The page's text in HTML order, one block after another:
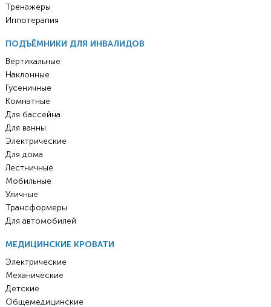
Тренажёры
Иппотерапия
ПОДЪЁМНИКИ ДЛЯ ИНВАЛИДОВ
Вертикальные
Наклонные
Гусеничные
Комнатные
Для бассейна
Для ванны
Электрические
Для дома
Лестничные
Мобильные
Уличные
Трансформеры
Для автомобилей
МЕДИЦИНСКИЕ КРОВАТИ
Электрические
Механические
Детские
Общемедицинские